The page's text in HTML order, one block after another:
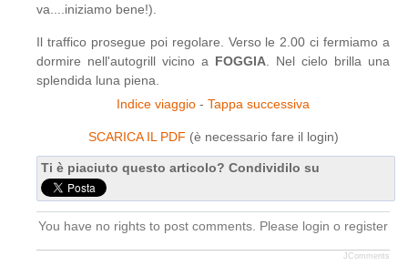
va....iniziamo bene!).
Il traffico prosegue poi regolare. Verso le 2.00 ci fermiamo a
dormire nell'autogrill vicino a FOGGIA . Nel cielo brilla una
splendida luna piena.
Indice viaggio - Tappa successiva
SCARICA IL PDF (è necessario fare il login)
Ti è piaciuto questo articolo? Condividilo su
You have no rights to post comments. Please login o register
JComments